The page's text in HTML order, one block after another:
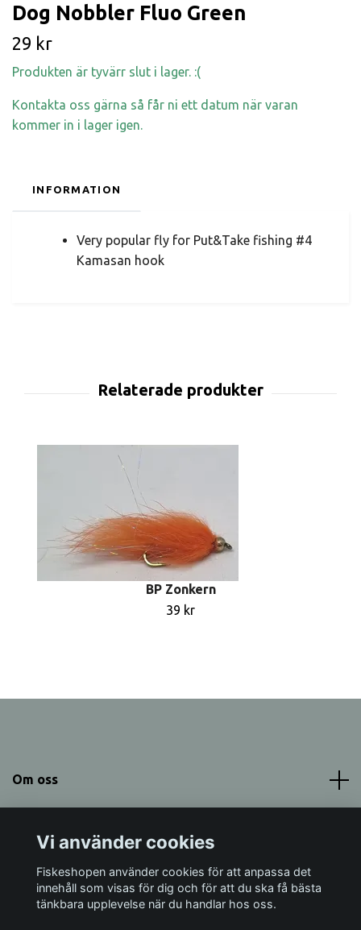
Dog Nobbler Fluo Green
29 kr
Produkten är tyvärr slut i lager. :(
Kontakta oss gärna så får ni ett datum när varan
kommer in i lager igen.
INFORMATION
Very popular fly for Put&Take fishing #4
Kamasan hook
BP Zonkern
39 kr
Om oss
Sociala medier
Vi använder cookies
Fiskeshopen använder cookies för att anpassa det
innehåll som visas för dig och för att du ska få bästa
tänkbara upplevelse när du handlar hos oss.